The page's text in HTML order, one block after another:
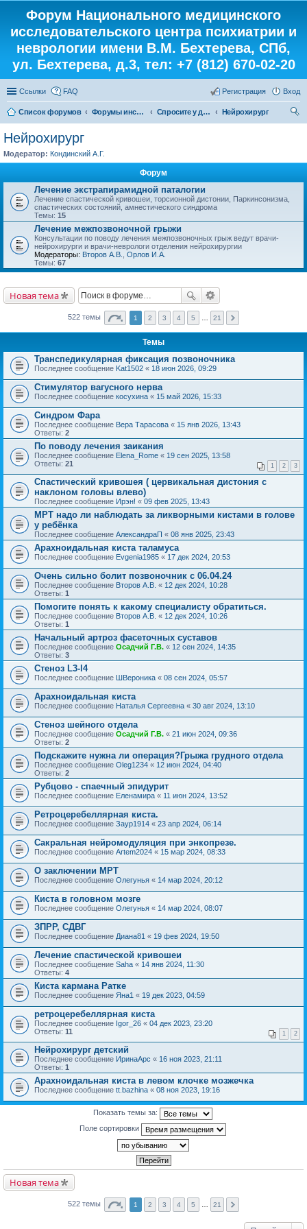
Форум Национального медицинского
исследовательского центра психиатрии и
неврологии имени В.М. Бехтерева, СПб,
ул. Бехтерева, д.3, тел: +7 (812) 670-02-20
Ссылки FAQ Вход
Регистрация
Список форумов Форумы института Спросите у доктора
Нейрохирург
Нейрохирург
Модератор: Кондинский А.Г.
Форум
Лечение экстрапирамидной паталогии
Лечение спастической кривошеи, торсионной дистонии, Паркинсонизма,
спастических состояний, амнестического синдрома
Темы: 15
Лечение межпозвоночной грыжи
Консультации по поводу лечения межпозвоночных грыж ведут врачи-
нейрохирурги и врачи-неврологи отделения нейрохирургии
Модераторы: Второв А.В.
Орлов И.А.
Темы: 67
Новая тема
522 темы 1 2 3 4 5 21
Темы
Транспедикулярная фиксация позвоночника
Последнее сообщение Kat1502 « 18 июн 2026, 09:29
Стимулятор вагусного нерва
Последнее сообщение косухина « 15 май 2026, 15:33
Синдром Фара
Последнее сообщение Вера Тарасова « 15 янв 2026, 13:43
Ответы: 2
По поводу лечения заикания
Последнее сообщение Elena_Rome « 19 сен 2025, 13:58
Ответы: 21 1 2 3
Спастический кривошея ( цервикальная дистония с
наклоном головы влево)
Последнее сообщение Ирэн! « 09 фев 2025, 13:43
МРТ надо ли наблюдать за ликворными кистами в голове
у ребёнка
Последнее сообщение АлександраП « 08 янв 2025, 23:43
Арахноидальная киста таламуса
Последнее сообщение Evgenia1985 « 17 дек 2024, 20:53
Очень сильно болит позвоночник с 06.04.24
Последнее сообщение Второв А.В. « 12 дек 2024, 10:28
Ответы: 1
Помогите понять к какому специалисту обратиться.
Последнее сообщение Второв А.В. « 12 дек 2024, 10:26
Ответы: 1
Начальный артроз фасеточных суставов
Последнее сообщение Осадчий Г.В. « 12 сен 2024, 14:35
Ответы: 3
Стеноз L3-l4
Последнее сообщение ШВероника « 08 сен 2024, 05:57
Арахноидальная киста
Последнее сообщение Наталья Сергеевна « 30 авг 2024, 13:10
Стеноз шейного отдела
Последнее сообщение Осадчий Г.В. « 21 июн 2024, 09:36
Ответы: 2
Подскажите нужна ли операция?Грыжа грудного отдела
Последнее сообщение Oleg1234 « 12 июн 2024, 04:40
Ответы: 2
Рубцово - спаечный эпидурит
Последнее сообщение Еленамира « 11 июн 2024, 13:52
Ретроцеребеллярная киста.
Последнее сообщение Заур1914 « 23 апр 2024, 06:14
Сакральная нейромодуляция при энкопрезе.
Последнее сообщение Artem2024 « 15 мар 2024, 08:33
О заключении МРТ
Последнее сообщение Олегунья « 14 мар 2024, 20:12
Киста в головном мозге
Последнее сообщение Олегунья « 14 мар 2024, 08:07
ЗПРР, СДВГ
Последнее сообщение Диана81 « 19 фев 2024, 19:50
Лечение спастической кривошеи
Последнее сообщение Saha « 14 янв 2024, 11:30
Ответы: 4
Киста кармана Ратке
Последнее сообщение Яна1 « 19 дек 2023, 04:59
ретроцеребеллярная киста
Последнее сообщение Igor_26 « 04 дек 2023, 23:20
Ответы: 11 1 2
Нейрохирург детский
Последнее сообщение ИринаАрс « 16 ноя 2023, 21:11
Ответы: 1
Арахноидальная киста в левом клочке мозжечка
Последнее сообщение tt.bazhina « 08 ноя 2023, 19:16
Показать темы за:
Поле сортировки
Новая тема
522 темы 1 2 3 4 5 21